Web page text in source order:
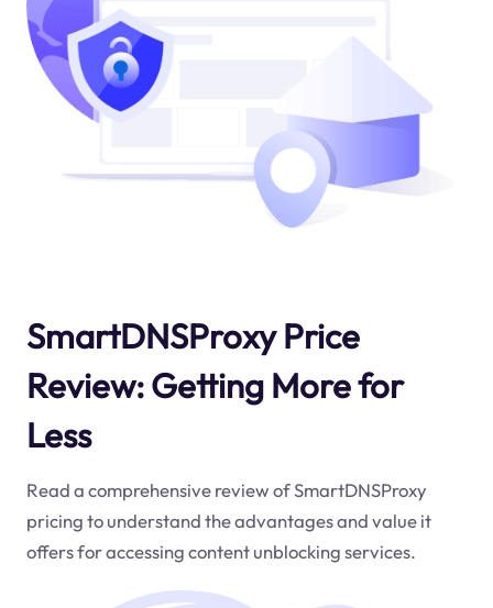
SmartDNSProxy Price
Review: Getting More for
Less
Read a comprehensive review of SmartDNSProxy
pricing to understand the advantages and value it
offers for accessing content unblocking services.